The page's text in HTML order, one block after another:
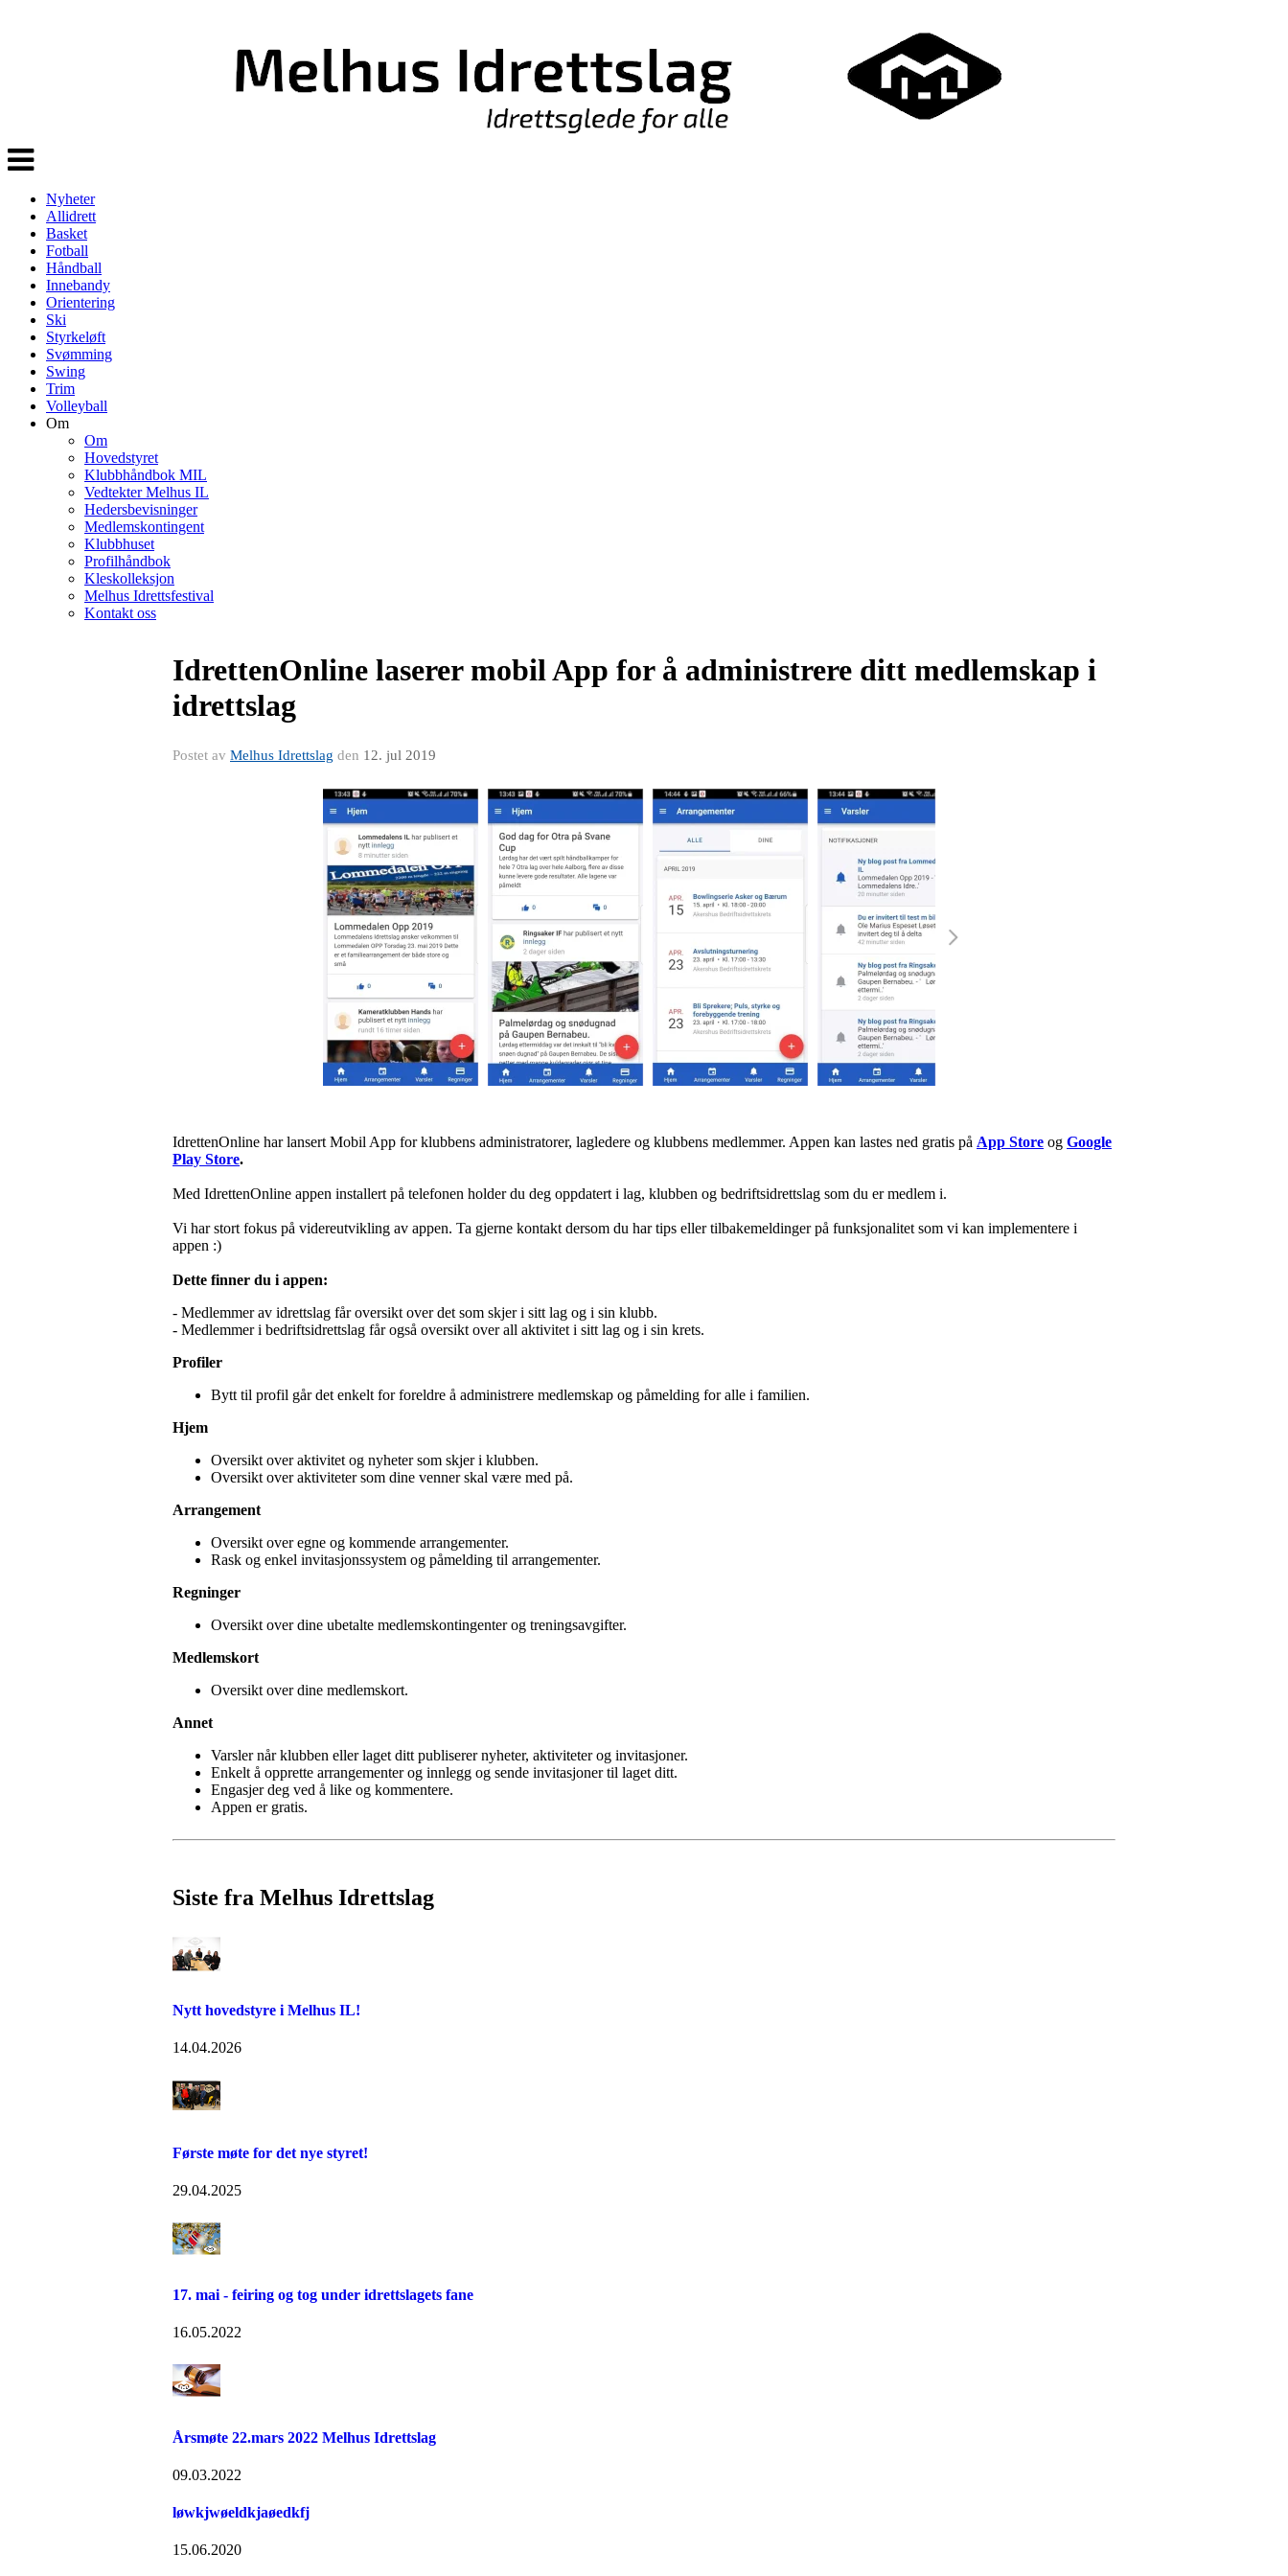
Veksle
navigasjon
Nyheter
Allidrett
Basket
Fotball
Håndball
Innebandy
Orientering
Ski
Styrkeløft
Svømming
Swing
Trim
Volleyball
Om
Om
Hovedstyret
Klubbhåndbok MIL
Vedtekter Melhus IL
Hedersbevisninger
Medlemskontingent
Klubbhuset
Profilhåndbok
Kleskolleksjon
Melhus Idrettsfestival
Kontakt oss
IdrettenOnline laserer mobil App for å administrere ditt medlemskap i
idrettslag
Postet av Melhus Idrettslag den 12. jul 2019
IdrettenOnline har lansert Mobil App for klubbens administratorer, lagledere og klubbens medlemmer. Appen kan lastes ned gratis på App Store og Google
Play Store.
Med IdrettenOnline appen installert på telefonen holder du deg oppdatert i lag, klubben og bedriftsidrettslag som du er medlem i.
Vi har stort fokus på videreutvikling av appen. Ta gjerne kontakt dersom du har tips eller tilbakemeldinger på funksjonalitet som vi kan implementere i
appen :)
Dette finner du i appen:
- Medlemmer av idrettslag får oversikt over det som skjer i sitt lag og i sin klubb.
- Medlemmer i bedriftsidrettslag får også oversikt over all aktivitet i sitt lag og i sin krets.
Profiler
Bytt til profil går det enkelt for foreldre å administrere medlemskap og påmelding for alle i familien.
Hjem
Oversikt over aktivitet og nyheter som skjer i klubben.
Oversikt over aktiviteter som dine venner skal være med på.
Arrangement
Oversikt over egne og kommende arrangementer.
Rask og enkel invitasjonssystem og påmelding til arrangementer.
Regninger
Oversikt over dine ubetalte medlemskontingenter og treningsavgifter.
Medlemskort
Oversikt over dine medlemskort.
Annet
Varsler når klubben eller laget ditt publiserer nyheter, aktiviteter og invitasjoner.
Enkelt å opprette arrangementer og innlegg og sende invitasjoner til laget ditt.
Engasjer deg ved å like og kommentere.
Appen er gratis.
Siste fra Melhus Idrettslag
Nytt hovedstyre i Melhus IL!
14.04.2026
Første møte for det nye styret!
29.04.2025
17. mai - feiring og tog under idrettslagets fane
16.05.2022
Årsmøte 22.mars 2022 Melhus Idrettslag
09.03.2022
løwkjwøeldkjaøedkfj
15.06.2020